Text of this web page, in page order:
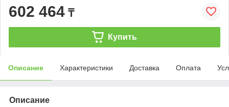
602 464 ₸
Купить
Описание Характеристики Доставка Оплата
Описание